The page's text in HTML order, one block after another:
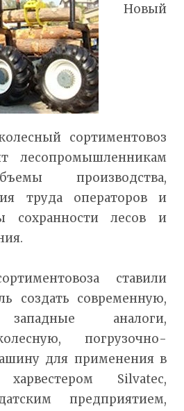
Новый
сортиментовоз
лесопромышленникам
производства,
труда операторов и
сохранности лесов и
ставили
создать современную,
аналоги,
погрузочно-
для применения в
Silvatec,
предприятием,